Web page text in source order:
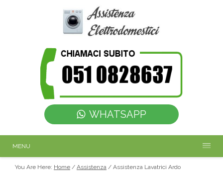
WHATSAPP
MENU
You Are Here: Home / Assistenza / Assistenza Lavatrici Ardo